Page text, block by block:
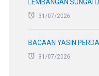
LEMBANGAN SUNGAI
31/07/2026
BACAAN YASIN
31/07/2026